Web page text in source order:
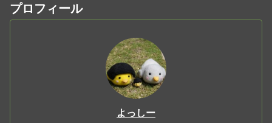
プロフィール
よっしー